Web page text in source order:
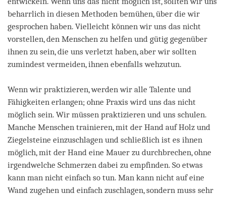
beharrlich in diesen Methoden bemühen, über die wir
gesprochen haben. Vielleicht können wir uns das nicht
vorstellen, den Menschen zu helfen und gütig gegenüber
ihnen zu sein, die uns verletzt haben, aber wir sollten
zumindest vermeiden, ihnen ebenfalls wehzutun.
Wenn wir praktizieren, werden wir alle Talente und
Fähigkeiten erlangen; ohne Praxis wird uns das nicht
möglich sein. Wir müssen praktizieren und uns schulen.
Manche Menschen trainieren, mit der Hand auf Holz und
Ziegelsteine einzuschlagen und schließlich ist es ihnen
möglich, mit der Hand eine Mauer zu durchbrechen, ohne
irgendwelche Schmerzen dabei zu empfinden. So etwas
kann man nicht einfach so tun. Man kann nicht auf eine
Wand zugehen und einfach zuschlagen, sondern muss sehr